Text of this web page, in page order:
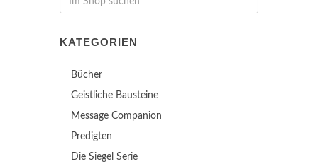
KATEGORIEN
Bücher
Geistliche Bausteine
Message Companion
Predigten
Die Siegel Serie